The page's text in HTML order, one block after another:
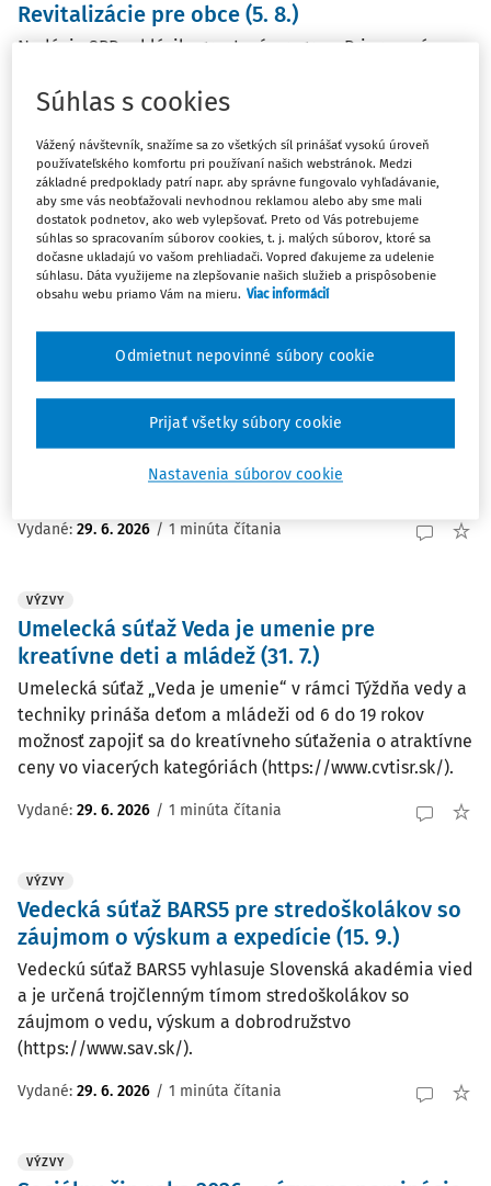
Revitalizácie pre obce (5. 8.)
Nadácia SPP vyhlásila grantový program Pripravení na
revitalizácii verejných priestorov, ochrane zelene,
kvalitnejšieho prostredia pre obyvateľov ...
Vydané:8. 7. 2026 / 1 minúta čítania
VÝZVY
Podpora umeleckej sebarealizácie pre
Slovanet (13. 10.)
Spoločnosť Slovanet vyhlasuje 4. ročník grantového
podporu umeleckého talentu mladých ľudí so
(https://www.nadacnyfondslovanet.sk/).
Vydané: 29. 6. 2026 / 1 minúta čítania
VÝZVY
Umelecká súťaž Veda je umenie pre
kreatívne deti a mládež (31. 7.)
Umelecká súťaž „Veda je umenie“ v rámci Týždňa vedy a
techniky prináša deťom a mládeži od 6 do 19 rokov
možnosť zapojiť sa do kreatívneho súťaženia o atraktívne
ceny vo viacerých kategóriách (https://www.cvtisr.sk/).
Vydané: 29. 6. 2026 / 1 minúta čítania
VÝZVY
Vedecká súťaž BARS5 pre stredoškolákov so
záujmom o výskum a expedície (15. 9.)
Vedeckú súťaž BARS5 vyhlasuje Slovenská akadémia vied
a je určená trojčlenným tímom stredoškolákov so
záujmom o vedu, výskum a dobrodružstvo
(https://www.sav.sk/).
Vydané: 29. 6. 2026 / 1 minúta čítania
VÝZVY
Súhlas s cookies
Vážený návštevník, snažíme sa zo všetkých síl prinášať vysokú úroveň
používateľského komfortu pri používaní našich webstránok. Medzi
základné predpoklady patrí napr. aby správne fungovalo vyhľadávanie,
aby sme vás neobťažovali nevhodnou reklamou alebo aby sme mali
dostatok podnetov, ako web vylepšovať. Preto od Vás potrebujeme
súhlas so spracovaním súborov cookies, t. j. malých súborov, ktoré sa
dočasne ukladajú vo vašom prehliadači. Vopred ďakujeme za udelenie
súhlasu. Dáta využijeme na zlepšovanie našich služieb a prispôsobenie
obsahu webu priamo Vám na mieru. Viac informácií
Nastavenia súborov cookie
Odmietnut nepovinné súbory cookie
Prijať všetky súbory cookie